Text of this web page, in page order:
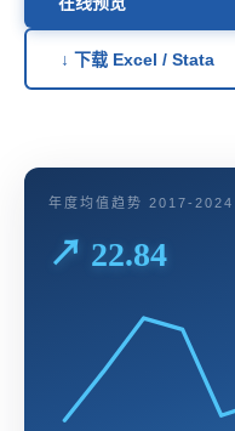
↓ 下载 Excel / Stata
年度均值趋势 2017-2024
↗ 22.84